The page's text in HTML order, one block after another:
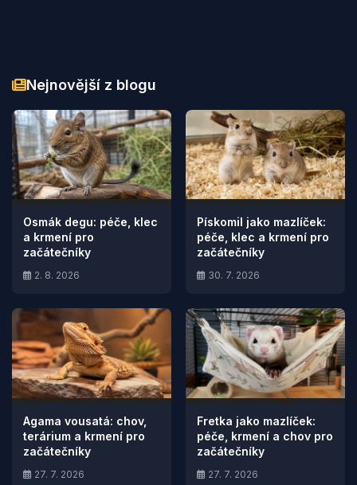
Nejnovější z blogu
Osmák degu: péče, klec
a krmení pro
začátečníky
2. 8. 2026
Pískomil jako mazlíček:
péče, klec a krmení pro
začátečníky
30. 7. 2026
Agama vousatá: chov,
terárium a krmení pro
začátečníky
27. 7. 2026
Fretka jako mazlíček:
péče, krmení a chov pro
začátečníky
27. 7. 2026